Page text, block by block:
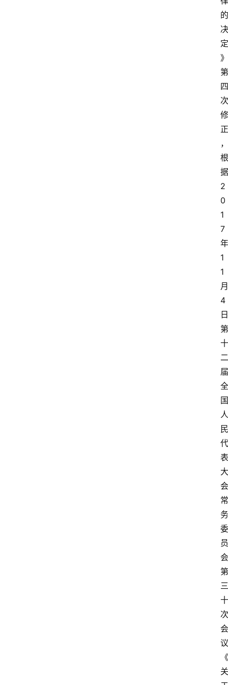
的
决
定
》
第
四
次
修
正
，
根
据
2
0
1
7
年
1
1
月
4
日
第
十
二
届
全
国
人
民
代
表
大
会
常
务
委
员
会
第
三
十
次
会
议
《
关